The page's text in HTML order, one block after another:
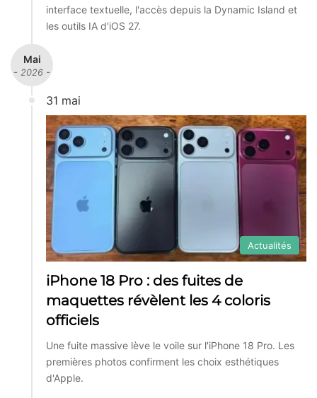
interface textuelle, l'accès depuis la Dynamic Island et
les outils IA d'iOS 27.
Mai
- 2026 -
31 mai
Actualités
iPhone 18 Pro : des fuites de
maquettes révèlent les 4 coloris
officiels
Une fuite massive lève le voile sur l'iPhone 18 Pro. Les
premières photos confirment les choix esthétiques
d'Apple.